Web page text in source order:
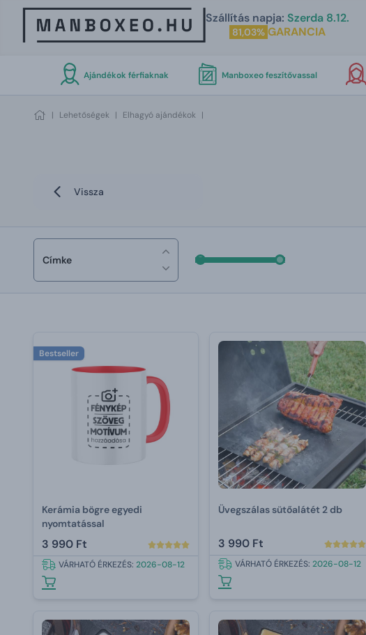
Szállítás napja: Szerda 8.12.
81,03% GARANCIA
Ajándékok férfiaknak Manboxeo feszítővassal
| Lehetőségek | Elhagyó ajándékok |
Vissza
Címke
Bestseller
Kerámia bögre egyedi
nyomtatással
3 990 Ft
VÁRHATÓ ÉRKEZÉS: 2026-08-12
Üvegszálas sütőalátét 2 db
3 990 Ft
VÁRHATÓ ÉRKEZÉS: 2026-08-12